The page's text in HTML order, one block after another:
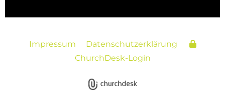
Impressum
Datenschutzerklärung
ChurchDesk-Login